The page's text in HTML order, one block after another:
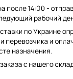
после 14:00 -
рабочий
по Украине
перевозчика и
назначения.
с нашего